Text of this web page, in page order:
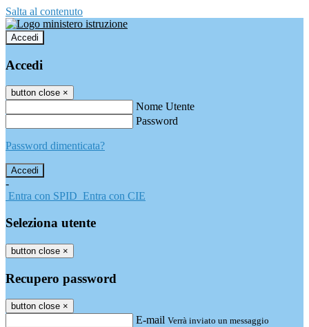
Salta al contenuto
Accedi
Accedi
button close ×
Nome Utente
Password
Password dimenticata?
-
Entra con SPID Entra con CIE
Seleziona utente
button close ×
Recupero password
button close ×
E-mail Verrà inviato un messaggio